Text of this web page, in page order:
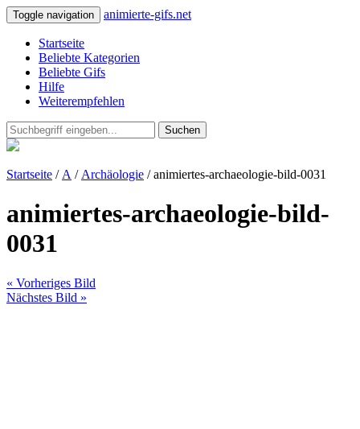
Toggle navigation animierte-gifs.net
Startseite
Beliebte Kategorien
Beliebte Gifs
Hilfe
Weiterempfehlen
Suchen
Startseite / A / Archäologie / animiertes-archaeologie-bild-0031
animiertes-archaeologie-bild-
0031
« Vorheriges Bild
Nächstes Bild »